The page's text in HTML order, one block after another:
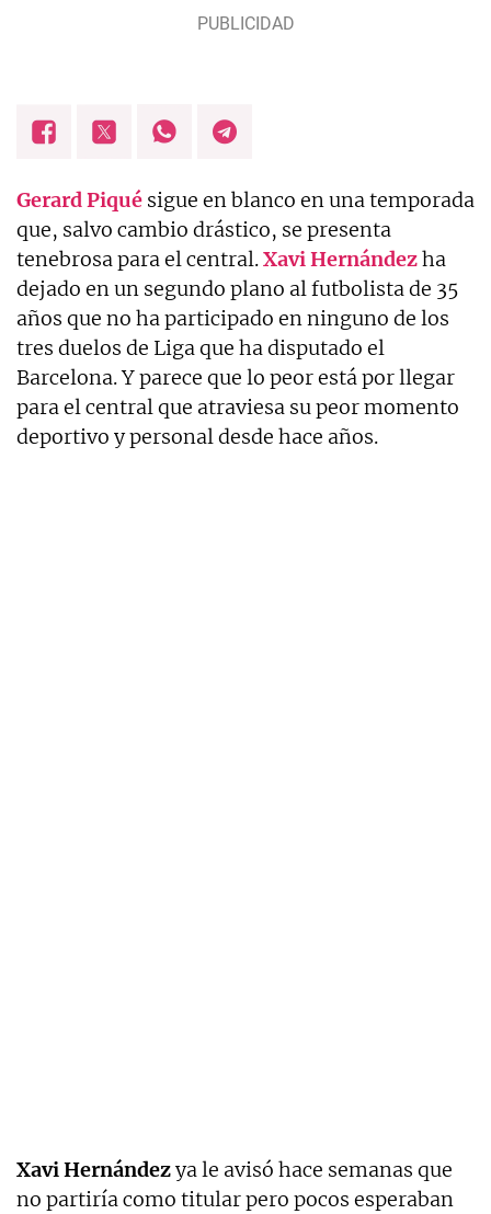
Gerard Piqué sigue en blanco en una temporada
que, salvo cambio drástico, se presenta
tenebrosa para el central.Xavi Hernándezha
dejado en un segundo plano al futbolista de 35
años que no ha participado en ninguno de los
tres duelos de Liga que ha disputado el
Barcelona. Y parece que lo peor está por llegar
para el central que atraviesa su peor momento
deportivo y personal desde hace años.
Xavi Hernándezya le avisó hace semanas que
no partiría como titular pero pocos esperaban